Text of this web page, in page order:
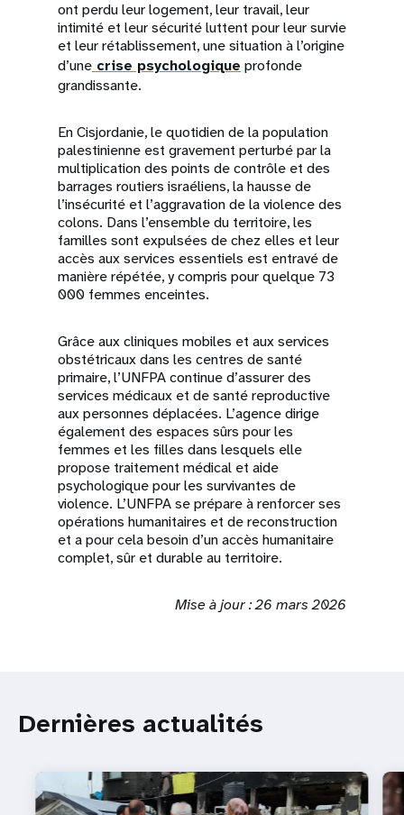
ont perdu leur logement, leur travail, leur
intimité et leur sécurité luttent pour leur survie
et leur rétablissement, une situation à l’origine
d’une crise psychologique profonde
grandissante.
En Cisjordanie, le quotidien de la population
palestinienne est gravement perturbé par la
multiplication des points de contrôle et des
barrages routiers israéliens, la hausse de
l’insécurité et l’aggravation de la violence des
colons. Dans l’ensemble du territoire, les
familles sont expulsées de chez elles et leur
accès aux services essentiels est entravé de
manière répétée, y compris pour quelque 73
000 femmes enceintes.
Grâce aux cliniques mobiles et aux services
obstétricaux dans les centres de santé
primaire, l’UNFPA continue d’assurer des
services médicaux et de santé reproductive
aux personnes déplacées. L’agence dirige
également des espaces sûrs pour les
femmes et les filles dans lesquels elle
propose traitement médical et aide
psychologique pour les survivantes de
violence. L’UNFPA se prépare à renforcer ses
opérations humanitaires et de reconstruction
et a pour cela besoin d’un accès humanitaire
complet, sûr et durable au territoire.
Mise à jour : 26 mars 2026
Dernières actualités